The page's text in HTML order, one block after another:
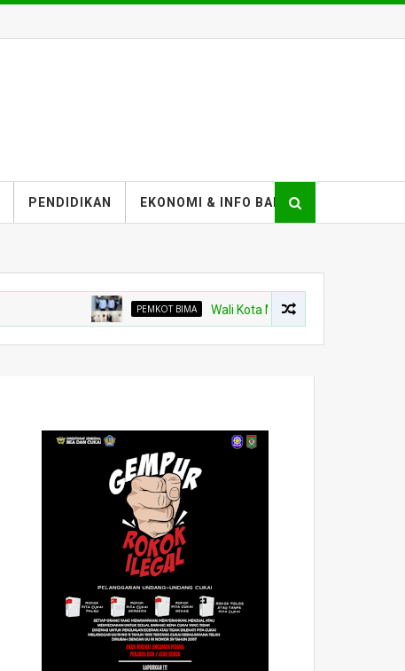
PENDIDIKAN EKONOMI & INFO BANK
PEMKOT BIMA Wali Kota Minta Pembangunan Gedung